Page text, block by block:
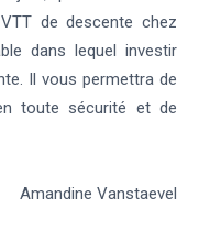
de descente chez
dans lequel investir
Il vous permettra de
toute sécurité et de
Amandine Vanstaevel